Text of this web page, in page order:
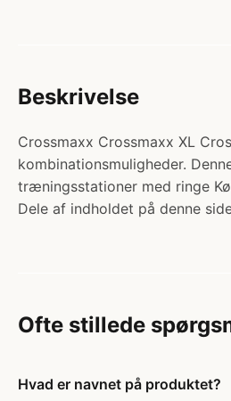
Beskrivelse
Crossmaxx Crossmaxx XL
kombinationsmuligheder.
træningsstationer med ringe
Dele af indholdet på denne
Ofte stillede
Hvad er navnet på produktet?